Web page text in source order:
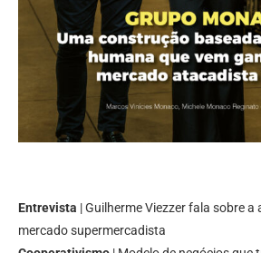
Entrevista | Guilherme Viezzer fala sobre
mercado supermercadista